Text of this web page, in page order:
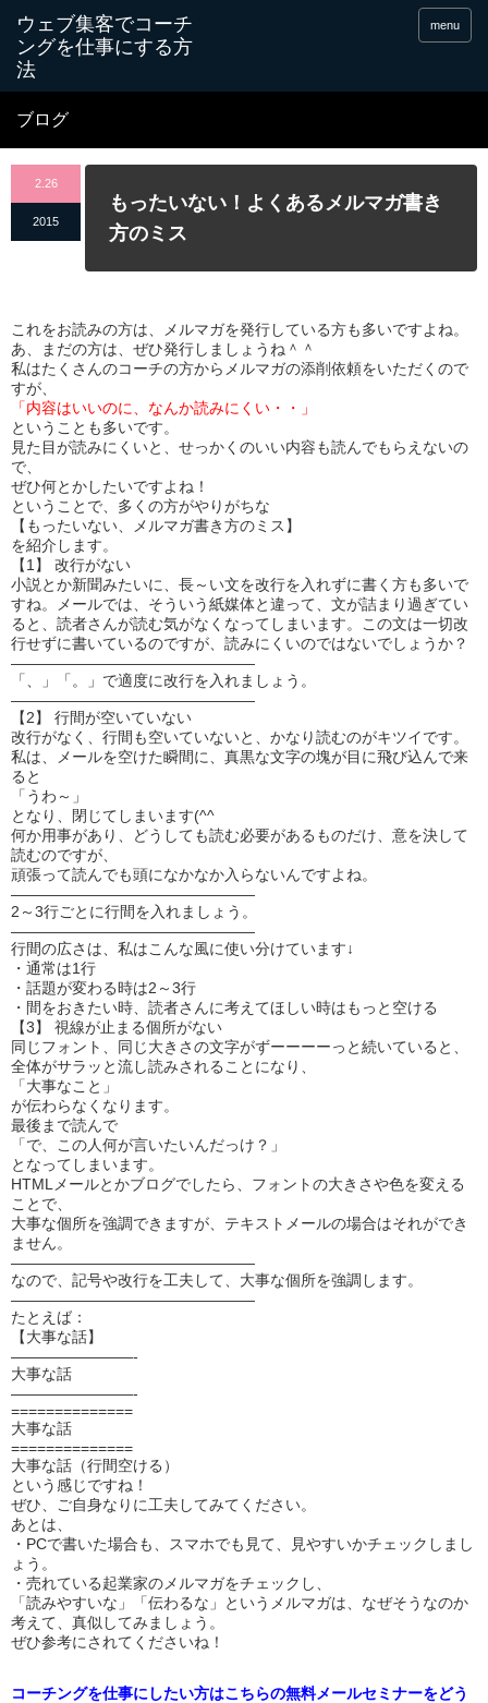
menu
ブログ
2.26
2015
もったいない！よくあるメルマガ書き
方のミス
これをお読みの方は、メルマガを発行している方も多いですよね。
あ、まだの方は、ぜひ発行しましょうね＾＾
私はたくさんのコーチの方からメルマガの添削依頼をいただくので
すが、
「内容はいいのに、なんか読みにくい・・」
ということも多いです。
見た目が読みにくいと、せっかくのいい内容も読んでもらえないの
で、
ぜひ何とかしたいですよね！
ということで、多くの方がやりがちな
【もったいない、メルマガ書き方のミス】
を紹介します。
【1】 改行がない
小説とか新聞みたいに、長～い文を改行を入れずに書く方も多いで
すね。メールでは、そういう紙媒体と違って、文が詰まり過ぎてい
ると、読者さんが読む気がなくなってしまいます。この文は一切改
行せずに書いているのですが、読みにくいのではないでしょうか？
————————————————
「、」「。」で適度に改行を入れましょう。
————————————————
【2】 行間が空いていない
改行がなく、行間も空いていないと、かなり読むのがキツイです。
私は、メールを空けた瞬間に、真黒な文字の塊が目に飛び込んで来
ると
「うわ～」
となり、閉じてしまいます(^^ゞ
何か用事があり、どうしても読む必要があるものだけ、意を決して
読むのですが、
頑張って読んでも頭になかなか入らないんですよね。
————————————————
2～3行ごとに行間を入れましょう。
————————————————
行間の広さは、私はこんな風に使い分けています↓
・通常は1行
・話題が変わる時は2～3行
・間をおきたい時、読者さんに考えてほしい時はもっと空ける
【3】 視線が止まる個所がない
同じフォント、同じ大きさの文字がずーーーーっと続いていると、
全体がサラッと流し読みされることになり、
「大事なこと」
が伝わらなくなります。
最後まで読んで
「で、この人何が言いたいんだっけ？」
となってしまいます。
HTMLメールとかブログでしたら、フォントの大きさや色を変える
ことで、
大事な個所を強調できますが、テキストメールの場合はそれができ
ません。
————————————————
なので、記号や改行を工夫して、大事な個所を強調します。
————————————————
たとえば：
【大事な話】
————————-
大事な話
————————-
==============
大事な話
==============
大事な話（行間空ける）
という感じですね！
ぜひ、ご自身なりに工夫してみてください。
あとは、
・PCで書いた場合も、スマホでも見て、見やすいかチェックしまし
ょう。
・売れている起業家のメルマガをチェックし、
「読みやすいな」「伝わるな」というメルマガは、なぜそうなのか
考えて、真似してみましょう。
ぜひ参考にされてくださいね！
コーチングを仕事にしたい方はこちらの無料メールセミナーをどう